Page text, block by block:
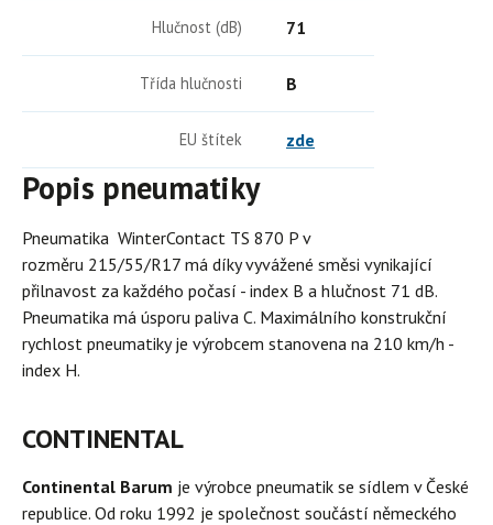
Hlučnost (dB) 71
Třída hlučnosti B
EU štítek zde
Popis pneumatiky
Pneumatika WinterContact TS 870 P v
rozměru 215/55/R17 má díky vyvážené směsi vynikající
přilnavost za každého počasí - index B a hlučnost 71 dB.
Pneumatika má úsporu paliva C. Maximálního konstrukční
rychlost pneumatiky je výrobcem stanovena na 210 km/h -
index H.
CONTINENTAL
Continental Barum je výrobce pneumatik se sídlem v České
republice. Od roku 1992 je společnost součástí německého